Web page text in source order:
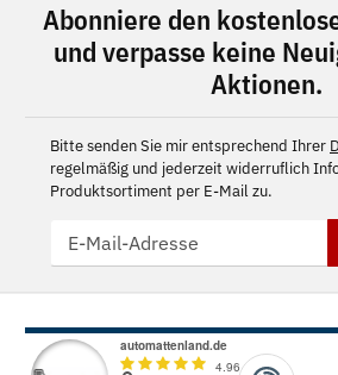
Abonniere den
und verpasse keine
Aktionen.
Bitte senden Sie mir entsprechend Ihrer
regelmäßig und jederzeit widerruflich
Produktsortiment per E-Mail zu.